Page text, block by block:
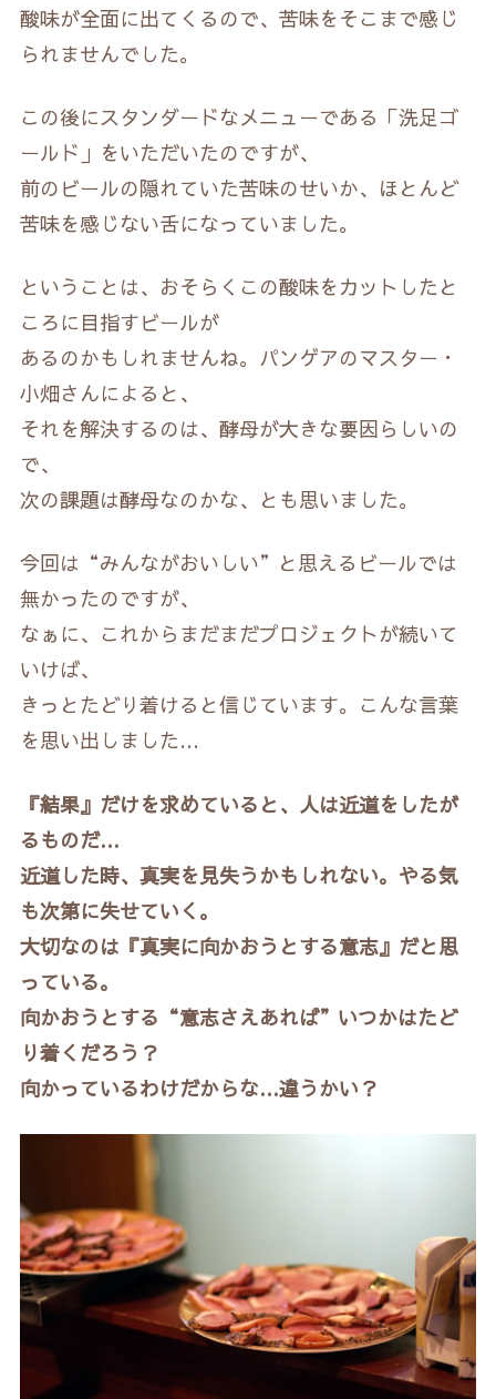
酸味が全面に出てくるので、苦味をそこまで感じ
られませんでした。
この後にスタンダードなメニューである「洗足ゴ
ールド」をいただいたのですが、
前のビールの隠れていた苦味のせいか、ほとんど
苦味を感じない舌になっていました。
ということは、おそらくこの酸味をカットしたと
ころに目指すビールが
あるのかもしれませんね。パンゲアのマスター・
小畑さんによると、
それを解決するのは、酵母が大きな要因らしいの
で、
次の課題は酵母なのかな、とも思いました。
今回は“みんながおいしい”と思えるビールでは
無かったのですが、
なぁに、これからまだまだプロジェクトが続いて
いけば、
きっとたどり着けると信じています。こんな言葉
を思い出しました…
『結果』だけを求めていると、人は近道をしたが
るものだ…
近道した時、真実を見失うかもしれない。やる気
も次第に失せていく。
大切なのは『真実に向かおうとする意志』だと思
っている。
向かおうとする“意志さえあれば”いつかはたど
り着くだろう？
向かっているわけだからな…違うかい？